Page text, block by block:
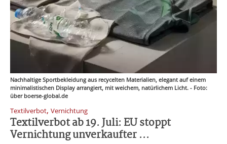
Nachhaltige Sportbekleidung aus recycelten Materialien, elegant auf einem
minimalistischen Display arrangiert, mit weichem, natürlichem Licht. - Foto:
über boerse-global.de
Textilverbot, Vernichtung
Textilverbot ab 19. Juli: EU stoppt
Vernichtung unverkaufter ...